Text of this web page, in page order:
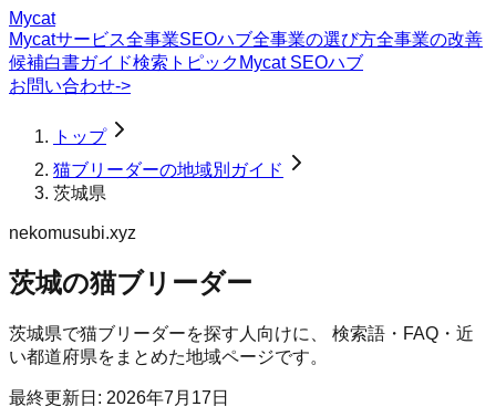
Mycat
Mycatサービス全事業SEOハブ全事業の選び方全事業の改善
候補白書ガイド検索トピック Mycat SEOハブ
お問い合わせ->
トップ
猫ブリーダーの地域別ガイド
茨城県
nekomusubi.xyz
茨城の猫ブリーダー
茨城県で猫ブリーダーを探す人向けに、 検索語・FAQ・近
い都道府県をまとめた地域ページです。
最終更新日: 2026年7月17日